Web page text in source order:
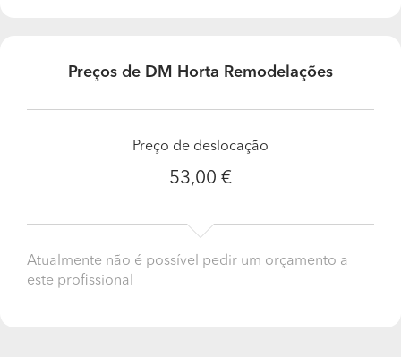
Preços de DM Horta Remodelações
Preço de deslocação
53,00 €
Atualmente não é possível pedir um orçamento a
este profissional